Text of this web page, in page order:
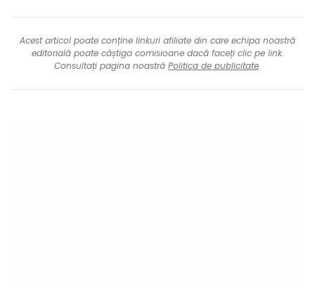
Acest articol poate conține linkuri afiliate din care echipa noastră
editorială poate câștiga comisioane dacă faceți clic pe link.
Consultați pagina noastră Politica de publicitate.